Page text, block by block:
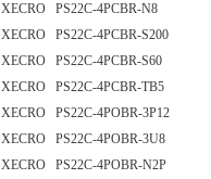
XECRO PS22C-4PCBR-N8
XECRO PS22C-4PCBR-S200
XECRO PS22C-4PCBR-S60
XECRO PS22C-4PCBR-TB5
XECRO PS22C-4POBR-3P12
XECRO PS22C-4POBR-3U8
XECRO PS22C-4POBR-N2P